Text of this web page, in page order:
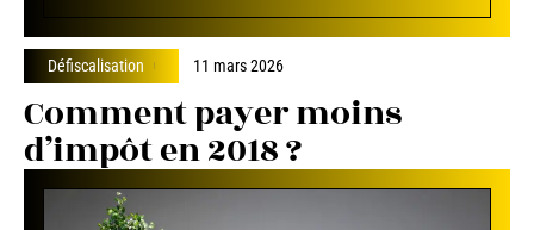
Défiscalisation 11 mars 2026
Comment payer moins
d’impôt en 2018 ?